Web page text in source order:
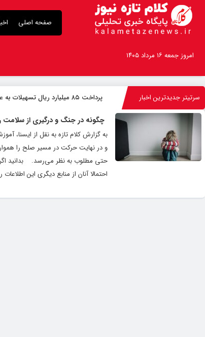
صفحه اصلی
امروز جمعه ۱۶ مرداد ۱۴۰۵
سرتیتر جدیدترین اخبار پرداخت ۸۵ میلیارد ریال تسهیلات به عشایر چناران
چگونه در جنگ و درگیری از سلامت
به گزارش کلام تازه به نقل از
و در نهایت حرکت در مسیر صلح را
حتی مطلوب به نظر می‌رسد. ‌ بدانید اگر
احتمالا آنان از منابع دیگری این